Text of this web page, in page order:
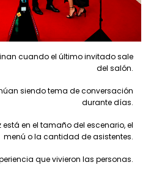
cuando el último invitado sale
del salón.
siendo tema de conversación
durante días.
en el tamaño del escenario, el
menú o la cantidad de asistentes.
que vivieron las personas.